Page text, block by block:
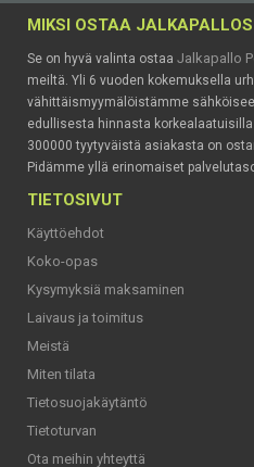
MIKSI OSTAA
Se on hyvä valinta ostaa Jalkapallo
meiltä. Yli 6 vuoden kokemuksella
vähittäismyymälöistämme
edullisesta hinnasta korkealaatuisilla
300000 tyytyväistä asiakasta on
Pidämme yllä erinomaiset
TIETOSIVUT
Käyttöehdot
Koko-opas
Kysymyksiä maksaminen
Laivaus ja toimitus
Meistä
Miten tilata
Tietosuojakäytäntö
Tietoturvan
Ota meihin yhteyttä